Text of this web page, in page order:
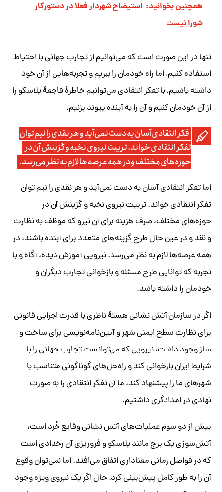
همچنین بخوانید: استیضاح شهردار فعلا در دستورکار
شورا نیست
تنها در این صورت است که می‌توانیم از تجارب جهانی با احتیاط
استفاده کنیم، اما راه خودمان را ببریم و تجربه‌هایی از آن خود
داشته باشیم. با تفکر انتقادی می‌توانیم خاطرۀ فاجعۀ پلاسکو را
از آن خودمان کنیم و آن را به آینده پیوند بزنیم.
فکر انتقادی آسان به دست نمی‌آید و هر نقدی را نیم توان
تفکر انتقادی خواند. تربیت نیروی نخبه و گزینش آن در
حوزه‌های مختلف و در همه عرصه‌ها لازم به نظر می‌رسد.
اما تفکر انتقادی آسان به دست نمی‌آید و هر نقدی را نیم توان
تفکر انتقادی خواند. تربیت نیروی نخبه و گزینش آن در
حوزه‌های مختلف، صرف هزینه برای آن نیرو که موظف به نظارت
و نقد و در عین حال طرح گزینه‌های متعدد برای آینده باشند، در
همه عرصه‌ها لازم به نظر می‌رسد. نیرویی آموزش دیده، آگاه و با
تجربه که توانایی طرح مسئله و بازخوانی تجارب دیگران و
خودمان را داشته باشد.
اگر در سازمان آتش نشانی هستۀ ناظری با قدرت اجرایی قانونی
برای نظارت سطح ایمنی شهر و آیین‌نامه‌نویسی برای ساخت و
ساز وجود داشت، نیرویی که می‌توانست تجارب جهانی را با
شرایط ایران بازخوانی کند و راه‌حل‌های گوناگونی متناسب با
شهرهای ما را پیشنهاد کند، ما آن تفکر انتقادی را به صورت
نهادی در امدادگری داشتیم.
بیش از دو سوم عملیات‌های آتش نشانی وقایع خُرد است،
آتش‌سوزی یک برج مانند پلاسکو و فروریزی آن رخدادی است
که در فواصل زمانی معناداری اتفاق می‌افتد. اما نمی‌توان وقوع
آن را به طور کامل پیش‌بینی کرد. حال اگر یک نیروی ویژه وجود